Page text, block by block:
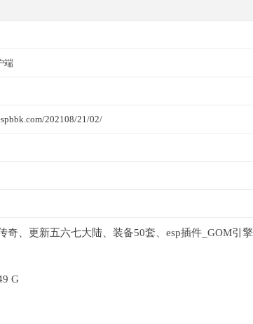
端
202108/21/02/
奇、更新五六七大陆、装备50套、esp插件_GOM引擎
G